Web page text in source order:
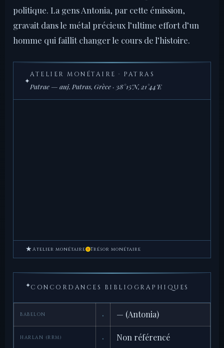
politique. La gens Antonia, par cette émission,
gravait dans le métal précieux l’ultime effort d’un
homme qui faillit changer le cours de l’histoire.
✦
ATELIER MONÉTAIRE · PATRAS
Patrae — auj. Patras, Grèce · 38°15’N, 21°44’E
★ Atelier monétaire Trésor monétaire
✦CONCORDANCES BIBLIOGRAPHIQUES
BABELON · — (Antonia)
HARLAN (RRM) · Non référencé